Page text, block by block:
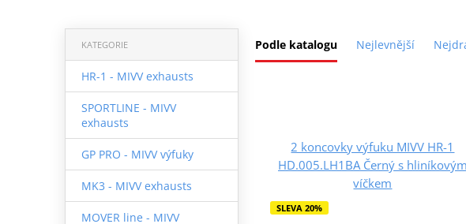
Podle katalogu Nejlevnější
KATEGORIE
HR-1 - MIVV exhausts
SPORTLINE - MIVV
exhausts
GP PRO - MIVV výfuky
MK3 - MIVV exhausts
MOVER line - MIVV
2 koncovky výfuku MIVV HR-1
HD.005.LH1BA Černý s hliníkovým
víčkem
SLEVA 20%